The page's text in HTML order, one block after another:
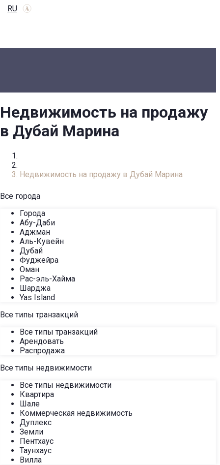
RU
Недвижимость на продажу
в Дубай Марина
Недвижимость на продажу в Дубай Марина
Все города
Города
Абу-Даби
Аджман
Аль-Кувейн
Дубай
Фуджейра
Оман
Рас-эль-Хайма
Шарджа
Yas Island
Все типы транзакций
Все типы транзакций
Арендовать
Распродажа
Все типы недвижимости
Все типы недвижимости
Квартира
Шале
Коммерческая недвижимость
Дуплекс
Земли
Пентхаус
Таунхаус
Вилла